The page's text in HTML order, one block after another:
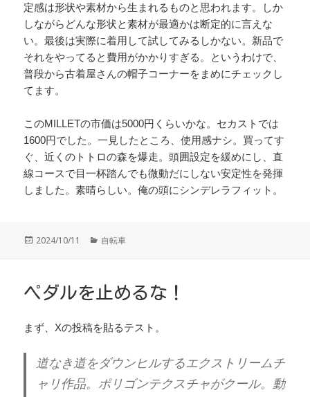
定感は形状や素材から生まれるものと思われます。しか
しながらどんな形状と素材が最適かは断定的に言えな
い。最後は実際に着用して試してみるしかない。新品で
それをやってると費用がかかりすぎる。というわけで、
普段から古着屋さんの帽子コーナーをまめにチェックし
てます。
このMILLETの市価は5000円くらいかな。セカストでは
1600円でした。一見したところ、使用感ナシ。買ってす
ぐ、近くのトトロの森を爆走。頭囲設定を緩めにし、直
線コースで目一杯踏んでも微動だにしない安定性を発揮
しました。素晴らしい。俺の頭にシンデレラフィット。
投
2024/10/11
カ
ー
自転車
ペダルを止めるな！
まず、Xの投稿を貼るテスト。
道なき道をダウンヒルするエクストリームチ
ャリ作品。ポリゴンテクスチャがクール。動